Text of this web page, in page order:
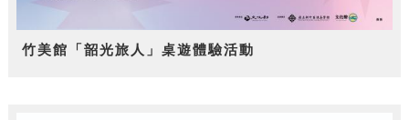
竹美館「韶光旅人」桌遊體驗活動